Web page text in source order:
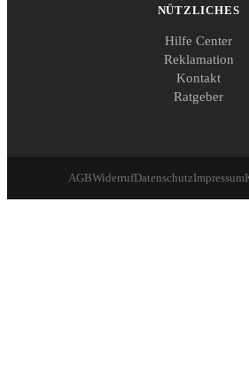
NÜTZLICHES
Hilfe Center
Reklamation
Kontakt
Ratgeber
AGBWiderrufDatenschutzImpressum